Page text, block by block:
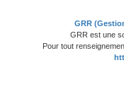
GRR
GRR est une
Pour tout